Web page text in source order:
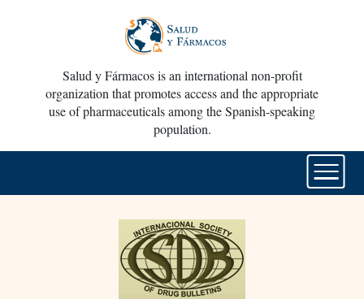
Salud y Fármacos is an international non-profit
organization that promotes access and the appropriate
use of pharmaceuticals among the Spanish-speaking
population.